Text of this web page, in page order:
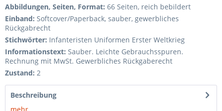
Abbildungen, Seiten, Format: 66 Seiten, reich bebildert
Einband: Softcover/Paperback, sauber, gewerbliches
Rückgabrecht
Stichwörter: Infanteristen Uniformen Erster Weltkrieg
Informationstext: Sauber. Leichte Gebrauchsspuren.
Rechnung mit MwSt. Gewerbliches Rückgaberecht
Zustand: 2
Beschreibung